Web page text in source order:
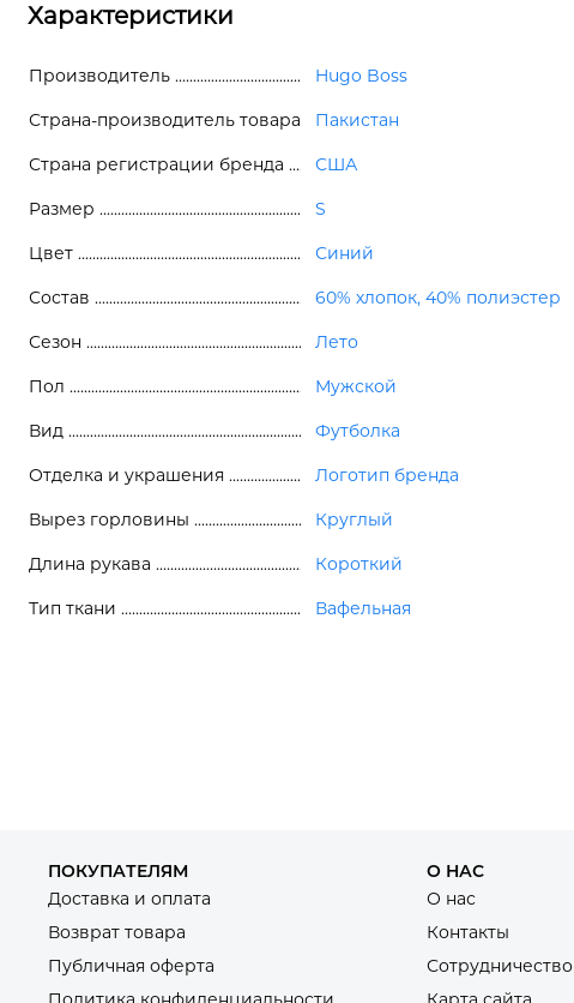
Характеристики
Производитель Hugo Boss
Страна-производитель товара Пакистан
Страна регистрации бренда США
Размер S
Цвет Синий
Состав 60% хлопок, 40% полиэстер
Сезон Лето
Пол Мужской
Вид Футболка
Отделка и украшения Логотип бренда
Вырез горловины Круглый
Длина рукава Короткий
Тип ткани Вафельная
ПОКУПАТЕЛЯМ
Доставка и оплата
Возврат товара
Публичная оферта
О НАС
О нас
Контакты
Сотрудничество